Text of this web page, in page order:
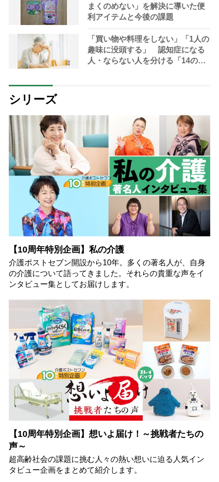
まくのめない」を解決に導いた便
利アイテムと今後の課題
「買い物や料理をしない」「1人の
趣味に没頭する」 認知症になる
人・ならない人を分ける「14のNG
シリーズ
【10周年特別企画】私の介護
介護ポストセブン開設から10年。多くの著名人が、自身
の介護について語ってきました。それらの貴重な声をイ
ンタビュー集としてお届けします。
【10周年特別企画】想いよ届け！～挑戦者たちの
声～
超高齢社会の課題に挑む人々の熱い想いに迫る人気イン
タビュー企画をまとめて紹介します。